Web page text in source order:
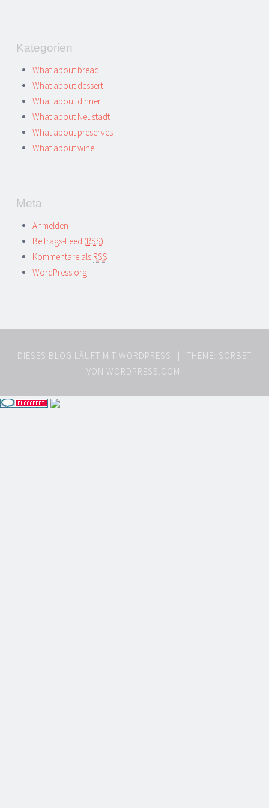
Kategorien
What about bread
What about dessert
What about dinner
What about Neustadt
What about preserves
What about wine
Meta
Anmelden
Beitrags-Feed (RSS)
Kommentare als RSS
WordPress.org
DIESES BLOG LÄUFT MIT WORDPRESS
THEME: SORBET
VON WORDPRESS.COM.